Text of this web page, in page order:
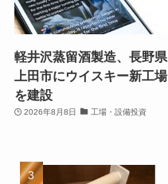
軽井沢蒸留酒製造、長野県
上田市にウイスキー新工場
を建設
2026年8月8日 工場・設備投資